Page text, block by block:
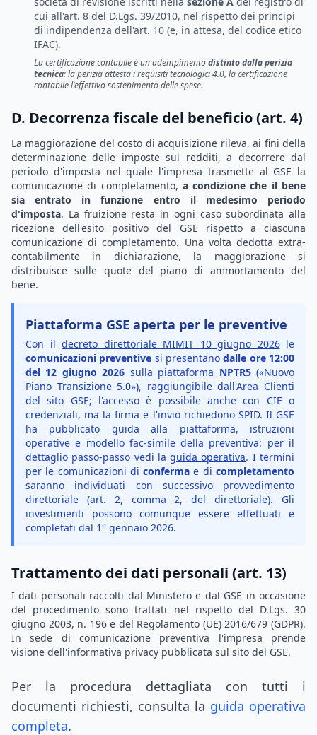
cui all'art. 8 del D.Lgs. 39/2010, nel rispetto dei principi
di indipendenza dell'art. 10 (e, in attesa, del codice etico
IFAC).
La certificazione contabile è un adempimentodistinto dalla perizia
tecnica: la perizia attesta i requisiti tecnologici 4.0, la certificazione
contabile l'effettivo sostenimento delle spese.
D. Decorrenza fiscale del beneficio (art. 4)
La maggiorazione del costo di acquisizione rileva, ai fini della
determinazione delle imposte sui redditi, a decorrere dal
periodo d'imposta nel quale l'impresa trasmette al GSE la
comunicazione di completamento, a condizione che il bene
sia entrato in funzione entro il medesimo periodo
d'imposta. La fruizione resta in ogni caso subordinata alla
ricezione dell'esito positivo del GSE rispetto a ciascuna
comunicazione di completamento. Una volta dedotta extra-
contabilmente in dichiarazione, la maggiorazione si
distribuisce sulle quote del piano di ammortamento del
bene.
Piattaforma GSE aperta per le preventive
Con il decreto direttoriale MIMIT 10 giugno 2026 le
comunicazioni preventive si presentano dalle ore 12:00
del 12 giugno 2026 sulla piattaforma NPTR5(«Nuovo
Piano Transizione 5.0»), raggiungibile dall'Area Clienti
del sito GSE; l'accesso è possibile anche con CIE o
credenziali, ma la firma e l'invio richiedono SPID. Il GSE
ha pubblicato guida alla piattaforma, istruzioni
operative e modello fac-simile della preventiva: per il
dettaglio passo-passo vedi la guida operativa. I termini
per le comunicazioni diconferma e di completamento
saranno individuati con successivo provvedimento
direttoriale (art. 2, comma 2, del direttoriale). Gli
investimenti possono comunque essere effettuati e
completati dal 1° gennaio 2026.
Trattamento dei dati personali (art. 13)
I dati personali raccolti dal Ministero e dal GSE in occasione
del procedimento sono trattati nel rispetto del D.Lgs. 30
giugno 2003, n. 196 e del Regolamento (UE) 2016/679 (GDPR).
In sede di comunicazione preventiva l'impresa prende
visione dell'informativa privacy pubblicata sul sito del GSE.
Per la procedura dettagliata con tutti i
documenti richiesti, consulta la guida operativa
completa.